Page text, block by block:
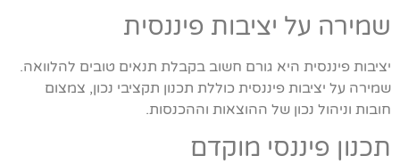
שמירה על יציבות פיננסית
יציבות פיננסית היא גורם חשוב בקבלת תנאים טובים להלוואה.
שמירה על יציבות פיננסית כוללת תכנון תקציבי נכון, צמצום
חובות וניהול נכון של ההוצאות וההכנסות.
תכנון פיננסי מוקדם